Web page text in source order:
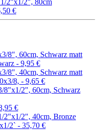
€
- 9,95 €
8, - 9,65 €
€
2` - 35,70 €